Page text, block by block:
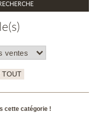
TOUT
cette catégorie !